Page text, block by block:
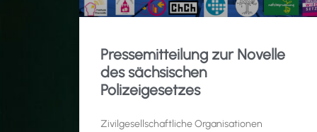
Pressemitteilung zur Novelle
des sächsischen
Polizeigesetzes
Zivilgesellschaftliche Organisationen